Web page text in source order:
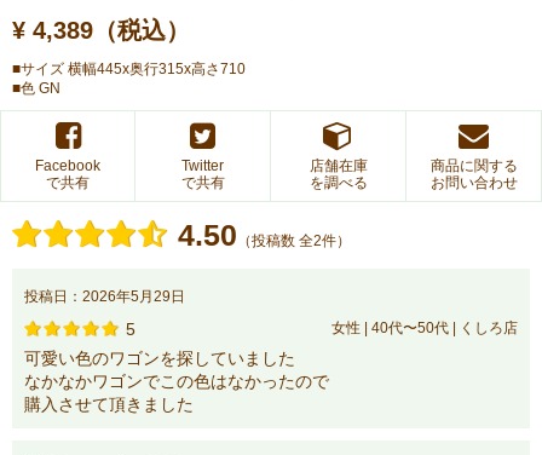
¥ 4,389（税込）
■サイズ 横幅445x奥行315x高さ710
■色 GN
Facebook
で共有
Twitter
で共有
店舗在庫
を調べる
商品に関する
お問い合わせ
4.50 （投稿数 全2件）
投稿日：2026年5月29日
5 女性 | 40代〜50代 | くしろ店
可愛い色のワゴンを探していました
なかなかワゴンでこの色はなかったので
購入させて頂きました